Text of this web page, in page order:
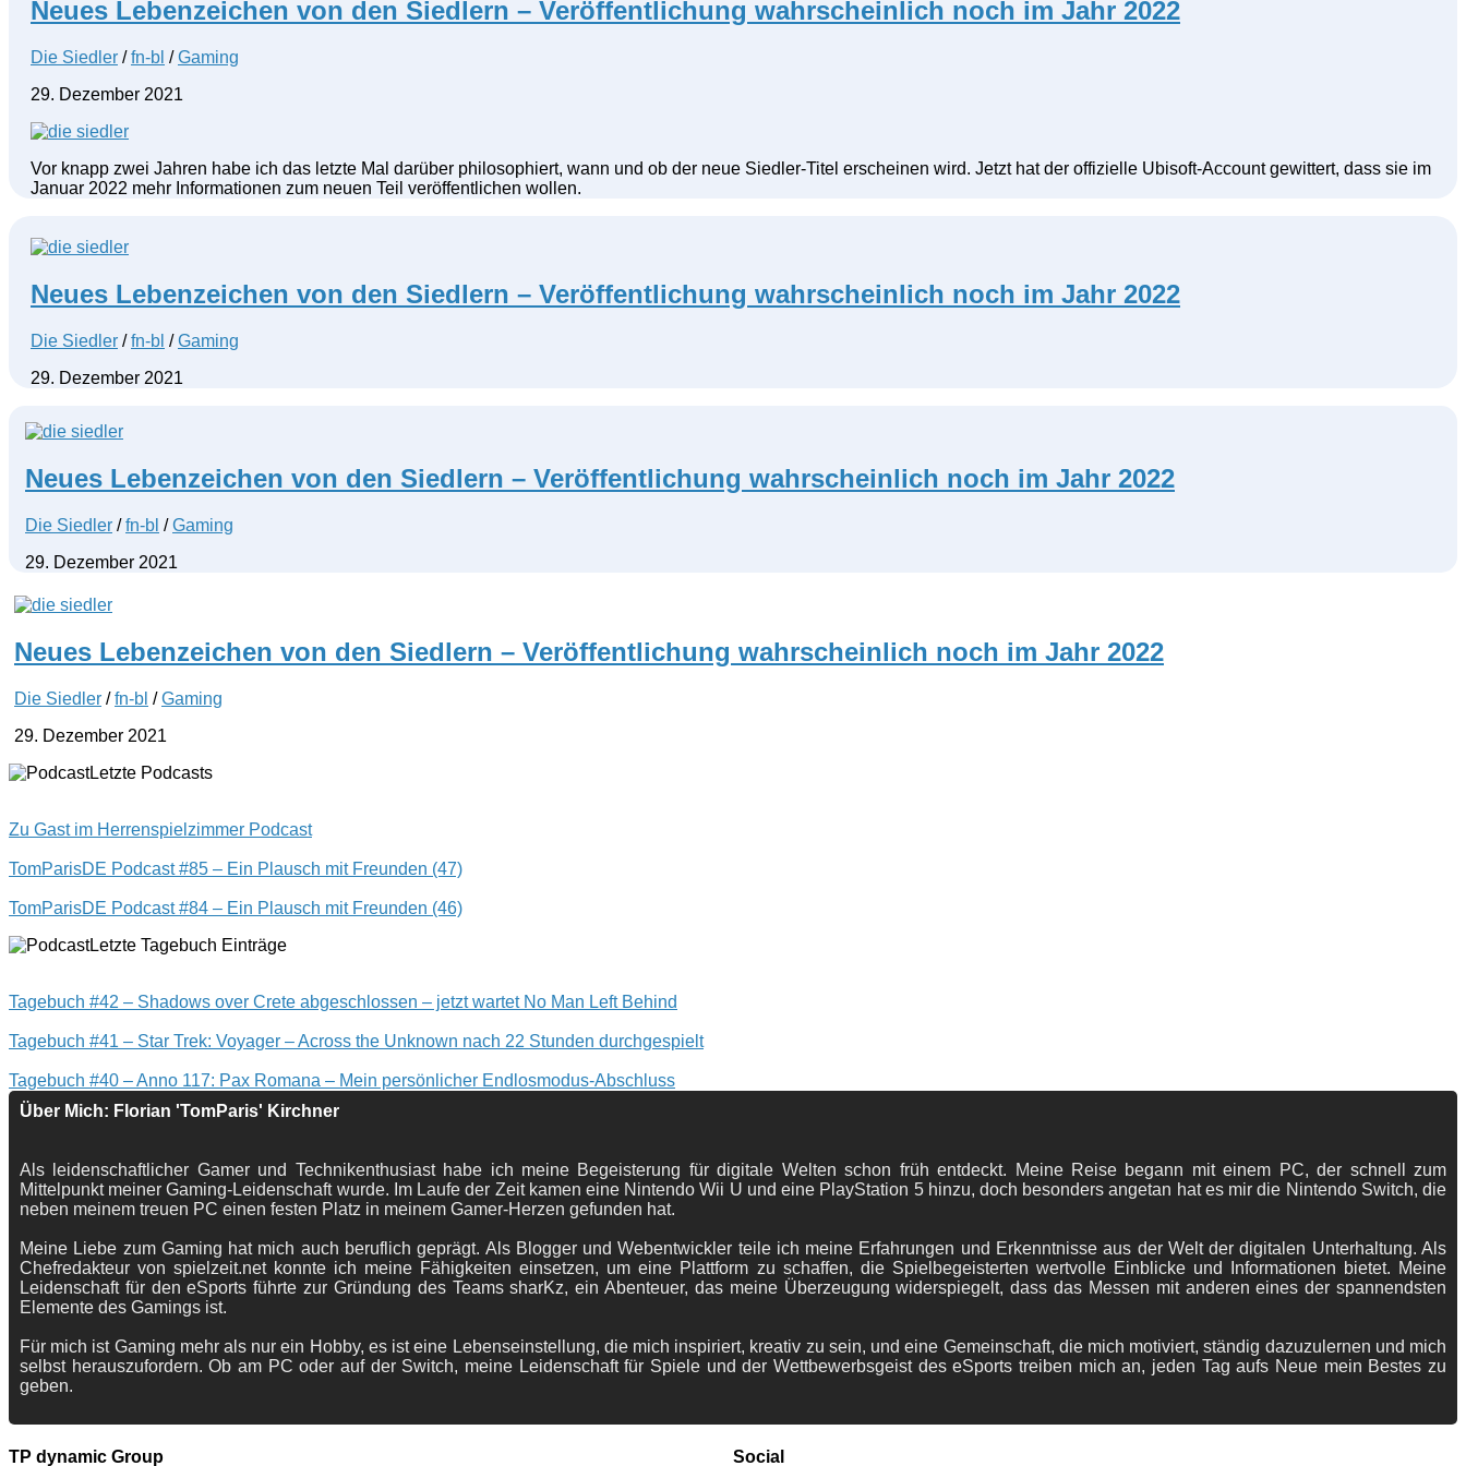
Neues Lebenzeichen von den Siedlern – Veröffentlichung wahrscheinlich noch im Jahr 2022
Die Siedler /fn-bl /Gaming
29. Dezember 2021
Vor knapp zwei Jahren habe ich das letzte Mal darüber philosophiert, wann und ob der neue Siedler-Titel erscheinen wird. Jetzt hat der offizielle Ubisoft-Account gewittert, dass sie im
Januar 2022 mehr Informationen zum neuen Teil veröffentlichen wollen.
Neues Lebenzeichen von den Siedlern – Veröffentlichung wahrscheinlich noch im Jahr 2022
Die Siedler /fn-bl /Gaming
29. Dezember 2021
Neues Lebenzeichen von den Siedlern – Veröffentlichung wahrscheinlich noch im Jahr 2022
Die Siedler /fn-bl /Gaming
29. Dezember 2021
Neues Lebenzeichen von den Siedlern – Veröffentlichung wahrscheinlich noch im Jahr 2022
Die Siedler /fn-bl /Gaming
29. Dezember 2021
Letzte Podcasts
Zu Gast im Herrenspielzimmer Podcast
TomParisDE Podcast #85 – Ein Plausch mit Freunden (47)
TomParisDE Podcast #84 – Ein Plausch mit Freunden (46)
Letzte Tagebuch Einträge
Tagebuch #42 – Shadows over Crete abgeschlossen – jetzt wartet No Man Left Behind
Tagebuch #41 – Star Trek: Voyager – Across the Unknown nach 22 Stunden durchgespielt
Tagebuch #40 – Anno 117: Pax Romana – Mein persönlicher Endlosmodus-Abschluss
Über Mich: Florian 'TomParis' Kirchner
Als leidenschaftlicher Gamer und Technikenthusiast habe ich meine Begeisterung für digitale Welten schon früh entdeckt. Meine Reise begann mit einem PC, der schnell zum
Mittelpunkt meiner Gaming-Leidenschaft wurde. Im Laufe der Zeit kamen eine Nintendo Wii U und eine PlayStation 5 hinzu, doch besonders angetan hat es mir die Nintendo Switch, die
neben meinem treuen PC einen festen Platz in meinem Gamer-Herzen gefunden hat.
Meine Liebe zum Gaming hat mich auch beruflich geprägt. Als Blogger und Webentwickler teile ich meine Erfahrungen und Erkenntnisse aus der Welt der digitalen Unterhaltung. Als
Chefredakteur von spielzeit.net konnte ich meine Fähigkeiten einsetzen, um eine Plattform zu schaffen, die Spielbegeisterten wertvolle Einblicke und Informationen bietet. Meine
Leidenschaft für den eSports führte zur Gründung des Teams sharKz, ein Abenteuer, das meine Überzeugung widerspiegelt, dass das Messen mit anderen eines der spannendsten
Elemente des Gamings ist.
Für mich ist Gaming mehr als nur ein Hobby, es ist eine Lebenseinstellung, die mich inspiriert, kreativ zu sein, und eine Gemeinschaft, die mich motiviert, ständig dazuzulernen und mich
selbst herauszufordern. Ob am PC oder auf der Switch, meine Leidenschaft für Spiele und der Wettbewerbsgeist des eSports treiben mich an, jeden Tag aufs Neue mein Bestes zu
geben.
TP dynamic Group Social